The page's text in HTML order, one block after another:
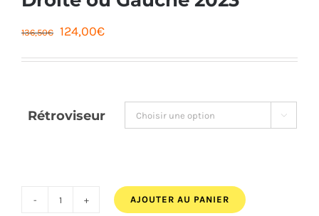
136,50€ Le
136,50€.
124,00€Le
est :
124,00€.
Rétroviseur 
quantité
AJOUTER AU PANIER